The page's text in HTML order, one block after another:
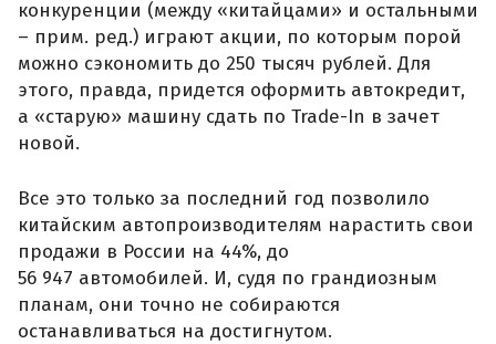
конкуренции (между «китайцами» и остальными
– прим. ред.) играют акции, по которым порой
можно сэкономить до 250 тысяч рублей. Для
этого, правда, придется оформить автокредит,
а «старую» машину сдать по Trade-In в зачет
новой.
Все это только за последний год позволило
китайским автопроизводителям нарастить свои
продажи в России на 44%, до
56 947 автомобилей. И, судя по грандиозным
планам, они точно не собираются
останавливаться на достигнутом.